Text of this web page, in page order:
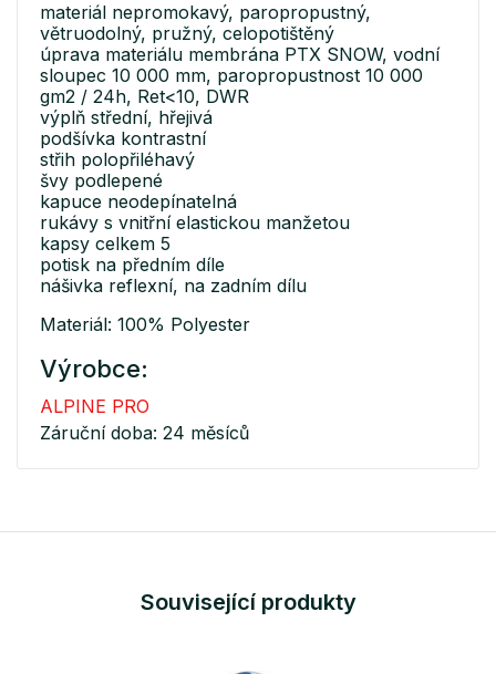
materiál nepromokavý, paropropustný,
větruodolný, pružný, celopotištěný
úprava materiálu membrána PTX SNOW, vodní
sloupec 10 000 mm, paropropustnost 10 000
gm2 / 24h, Ret<10, DWR
výplň střední, hřejivá
podšívka kontrastní
střih polopřiléhavý
švy podlepené
kapuce neodepínatelná
rukávy s vnitřní elastickou manžetou
kapsy celkem 5
potisk na předním díle
nášivka reflexní, na zadním dílu
Materiál: 100% Polyester
Výrobce:
ALPINE PRO
Záruční doba: 24 měsíců
Související produkty